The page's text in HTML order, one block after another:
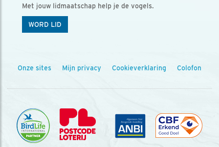
Met jouw lidmaatschap help je de vogels.
WORD LID
Onze sites Mijn privacy Cookieverklaring Colofon